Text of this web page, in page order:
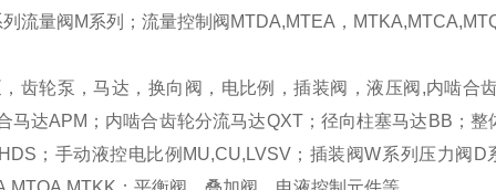
流量阀M系列；流量控制阀MTDA,MTEA，
齿轮泵，马达，换向阀，电比例，插装阀，液压阀,内啮合
马达APM；内啮合齿轮分流马达QXT；径向柱塞马达BB；
；手动液控电比例MU,CU,LVSV；插装阀W系列压力阀D